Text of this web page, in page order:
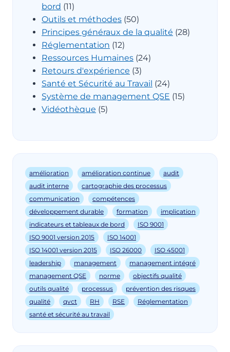
bord (11)
Outils et méthodes (50)
Principes généraux de la qualité (28)
Réglementation (12)
Ressources Humaines (24)
Retours d'expérience (3)
Santé et Sécurité au Travail (24)
Système de management QSE (15)
Vidéothèque (5)
amélioration amélioration continue
audit
audit interne
cartographie des processus
communication
compétences
développement durable
formation
implication
indicateurs et tableaux de bord
ISO 9001
ISO 9001 version 2015
ISO 14001
ISO 14001 version 2015
ISO 26000
ISO 45001
leadership
management
management intégré
management QSE
norme
objectifs qualité
outils qualité
processus
prévention des risques
qualité
qvct RH RSE
Réglementation
santé et sécurité au travail